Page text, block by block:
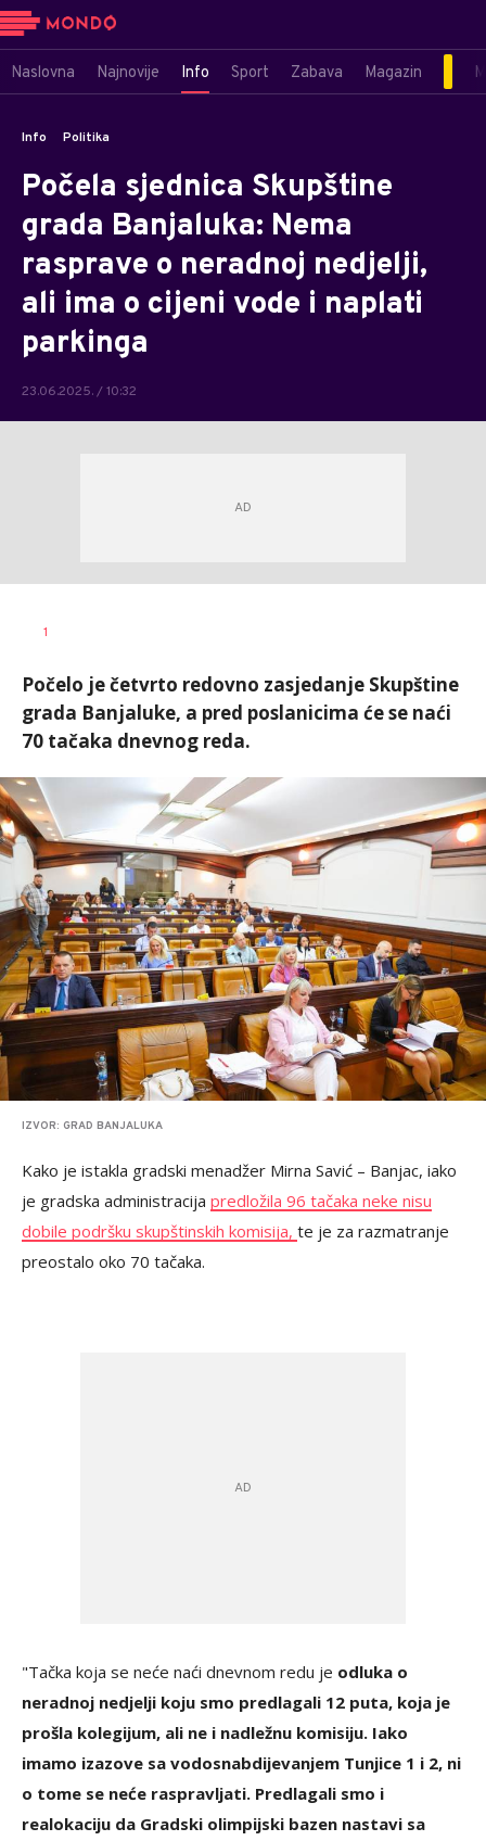
Naslovna Najnovije Info Sport Zabava Magazin
Info Politika
Počela sjednica Skupštine
grada Banjaluka: Nema
rasprave o neradnoj nedjelji,
ali ima o cijeni vode i naplati
parkinga
23.06.2025. / 10:32
AUTOR
1
Počelo je četvrto redovno zasjedanje Skupštine
grada Banjaluke, a pred poslanicima će se naći
70 tačaka dnevnog reda.
IZVOR: GRAD BANJALUKA
Kako je istakla gradski menadžer Mirna Savić – Banjac, iako
je gradska administracija predložila 96 tačaka neke nisu
dobile podršku skupštinskih komisija, te je za razmatranje
preostalo oko 70 tačaka.
"Tačka koja se neće naći dnevnom redu je odluka o
neradnoj nedjelji koju smo predlagali 12 puta, koja je
prošla kolegijum, ali ne i nadležnu komisiju. Iako
imamo izazove sa vodosnabdijevanjem Tunjice 1 i 2, ni
o tome se neće raspravljati. Predlagali smo i
realokaciju da Gradski olimpijski bazen nastavi sa